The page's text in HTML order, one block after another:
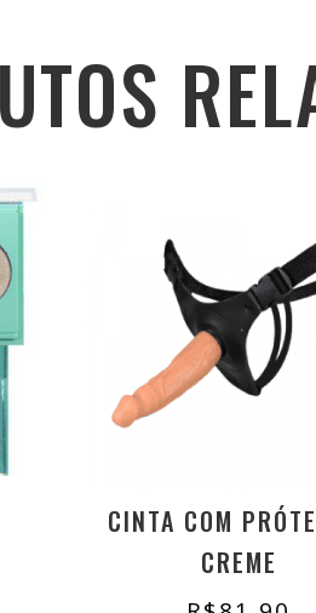
CINTA COM
CREME